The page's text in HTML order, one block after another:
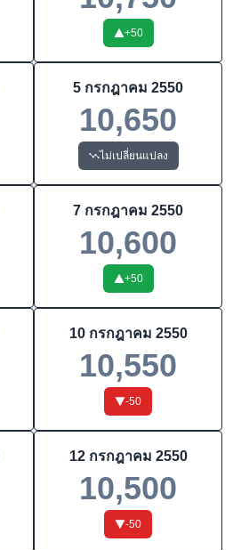
+50
5 กรกฎาคม 2550
10,650
ไม่เปลี่ยนแปลง
7 กรกฎาคม 2550
10,600
+50
10 กรกฎาคม 2550
10,550
-50
12 กรกฎาคม 2550
10,500
-50